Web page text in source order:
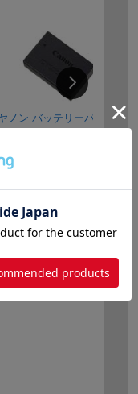
ノン バッテリーパック
価格：
あわせて買う